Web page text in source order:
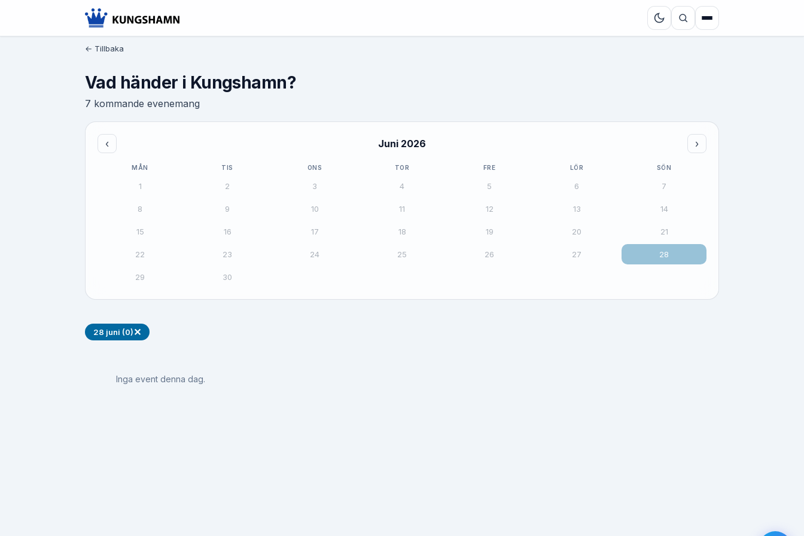
← Tillbaka
Vad händer i Kungshamn?
7 kommande evenemang
‹ Juni 2026 ›
MÅN TIS ONS TOR FRE LÖR SÖN
1 2 3 4 5 6 7
8 9 10 11 12 13 14
15 16 17 18 19 20 21
22 23 24 25 26 27 28
29 30
28 juni (0)✕
Inga event denna dag.